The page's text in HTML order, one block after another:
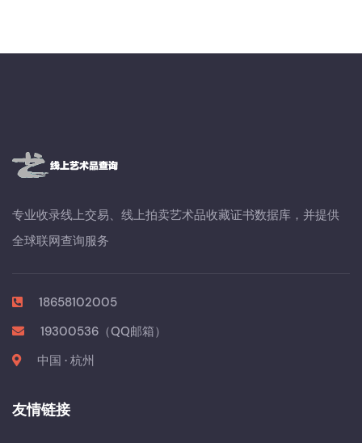
专业收录线上交易、线上拍卖艺术品收藏证书数据库，并提供
全球联网查询服务
18658102005
19300536（QQ邮箱）
中国 · 杭州
友情链接